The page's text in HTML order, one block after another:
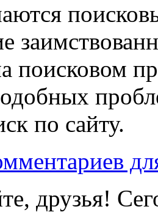
поисковом
по сайту.
друзья!